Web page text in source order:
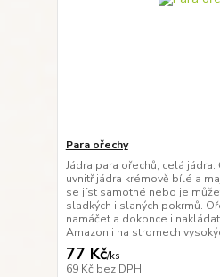
Para ořechy
Jádra para ořechů, celá
uvnitř jádra krémově bílé a
se jíst samotné nebo je
sladkých i slaných pokrmů.
namáčet a dokonce i
Amazonii na stromech
77 Kč/ks
69 Kč bez DPH